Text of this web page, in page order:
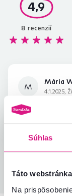
Súhlas
Táto
Na
4,9
8 recenzií
M Mária
4.1.2025,